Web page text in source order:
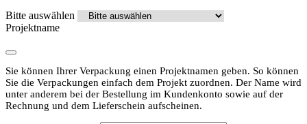
Bitte auswählen
Projektname
Sie können Ihrer Verpackung einen Projektnamen geben. So können
Sie die Verpackungen einfach dem Projekt zuordnen. Der Name wird
unter anderem bei der Bestellung im Kundenkonto sowie auf der
Rechnung und dem Lieferschein aufscheinen.